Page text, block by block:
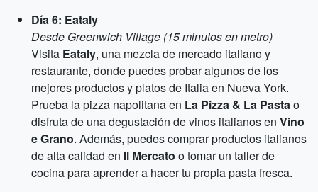
Día 6: Eataly
Desde Greenwich Village (15 minutos en metro)
Visita Eataly, una mezcla de mercado italiano y
restaurante, donde puedes probar algunos de los
mejores productos y platos de Italia en Nueva York.
Prueba la pizza napolitana en La Pizza & La Pastao
disfruta de una degustación de vinos italianos en Vino
e Grano. Además, puedes comprar productos italianos
de alta calidad en Il Mercato o tomar un taller de
cocina para aprender a hacer tu propia pasta fresca.